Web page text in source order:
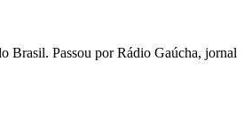
Brasil. Passou por Rádio Gaúcha, jornal